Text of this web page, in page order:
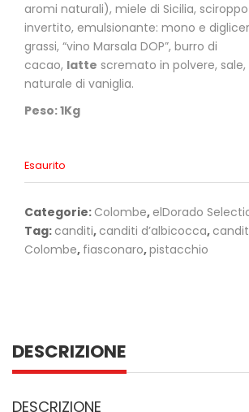
aromi naturali), miele di Sicilia,
invertito, emulsionante: mono e
grassi, “vino Marsala DOP”, burro di
cacao, latte scremato in polvere,
naturale di vaniglia.
Peso: 1Kg
Esaurito
Categorie: Colombe, elDorado
Tag: canditi, canditi d’albicocca,
Colombe, fiasconaro,pistacchio
DESCRIZIONE
DESCRIZIONE